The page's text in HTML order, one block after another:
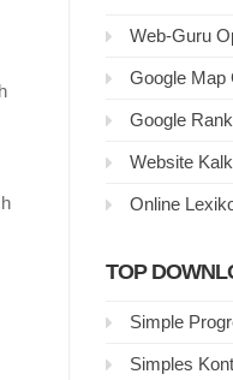
Web-Guru
Google Map
Google
Website
Online
TOP
Simple
Simples